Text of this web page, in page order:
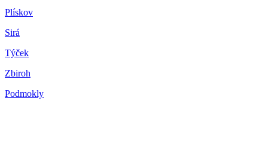
Plískov
Sirá
Týček
Zbiroh
Podmokly